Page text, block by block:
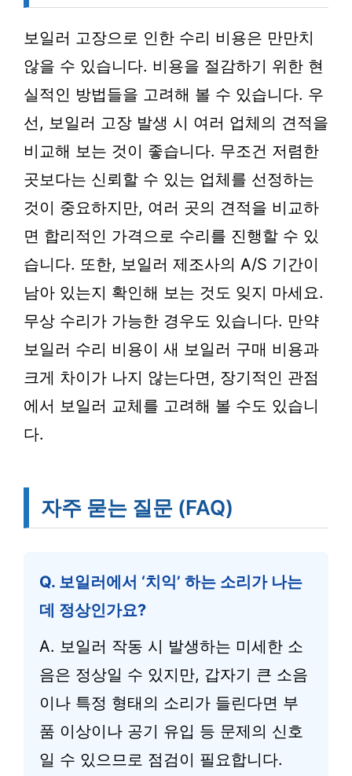
보일러 고장으로 인한 수리 비용은 만만치
않을 수 있습니다. 비용을 절감하기 위한 현
실적인 방법들을 고려해 볼 수 있습니다. 우
선, 보일러 고장 발생 시 여러 업체의 견적을
비교해 보는 것이 좋습니다. 무조건 저렴한
곳보다는 신뢰할 수 있는 업체를 선정하는
것이 중요하지만, 여러 곳의 견적을 비교하
면 합리적인 가격으로 수리를 진행할 수 있
습니다. 또한, 보일러 제조사의 A/S 기간이
남아 있는지 확인해 보는 것도 잊지 마세요.
무상 수리가 가능한 경우도 있습니다. 만약
보일러 수리 비용이 새 보일러 구매 비용과
크게 차이가 나지 않는다면, 장기적인 관점
에서 보일러 교체를 고려해 볼 수도 있습니
다.
자주 묻는 질문 (FAQ)
Q. 보일러에서 ‘치익’ 하는 소리가 나는
데 정상인가요?
A. 보일러 작동 시 발생하는 미세한 소
음은 정상일 수 있지만, 갑자기 큰 소음
이나 특정 형태의 소리가 들린다면 부
품 이상이나 공기 유입 등 문제의 신호
일 수 있으므로 점검이 필요합니다.